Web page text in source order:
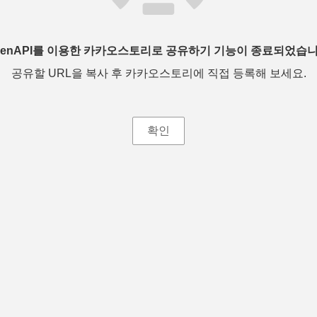
를 이용한 카카오스토리로 공유하기 기능이 종료되었습
공유할 URL을 복사 후 카카오스토리에 직접 등록해 보세요.
확인